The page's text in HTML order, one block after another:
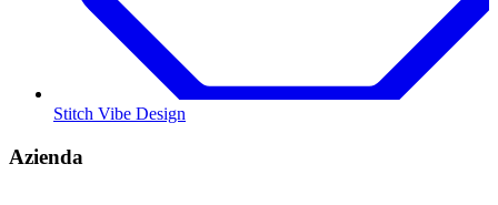
Stitch Vibe Design
Azienda